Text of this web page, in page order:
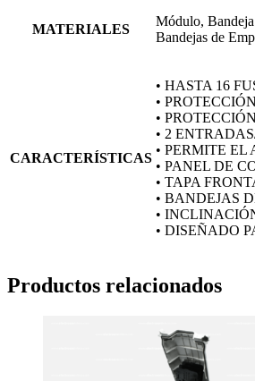
MATERIALES
Módulo,
Bandejas de
CARACTERÍSTICAS
• HASTA 16
•
•
• 2
• PERMITE EL
• PANEL DE
• TAPA
• BANDEJAS
•
• DISEÑADO
Productos relacionados